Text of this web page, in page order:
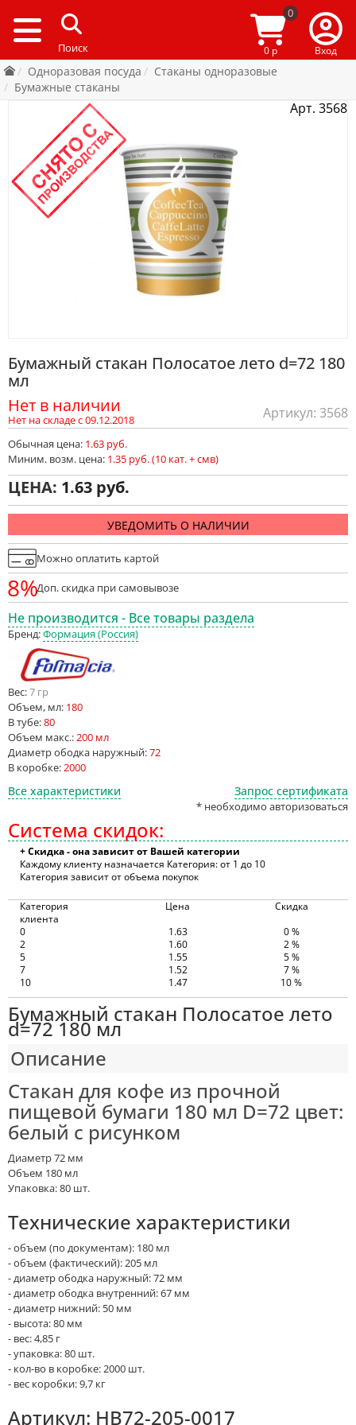
0
0 р Вход
Одноразовая посуда
Стаканы одноразовые
Бумажные стаканы
Арт. 3568
Бумажный стакан Полосатое лето d=72 180
мл
Нет в наличии
Нет на складе с 09.12.2018 Артикул: 3568
Обычная цена: 1.63 руб.
Миним. возм. цена: 1.35 руб. (10 кат. + смв)
ЦЕНА: 1.63
УВЕДОМИТЬ О НАЛИЧИИ
Можно оплатить картой
8%Доп. скидка при самовывозе
Не производится - Все товары раздела
Бренд:Формация (Россия)
Вес:7 гр
Объем, мл: 180
В тубе:80
Объем макс.:200 мл
Диаметр ободка наружный:72
В коробке:2000
Все характеристики Запрос сертификата
* необходимо авторизоваться
Система скидок:
+ Скидка - она зависит от Вашей категории
Каждому клиенту назначается Категория: от 1 до 10
Категория зависит от объема покупок
Категория
клиента
Цена
Скидка
0
1.63
0 %
2
1.60
2 %
5
1.55
5 %
7
1.52
7 %
10
1.47 10 %
Бумажный стакан Полосатое лето
d=72 180 мл
Описание
Стакан для кофе из прочной
пищевой бумаги 180 мл D=72 цвет:
белый с рисунком
Диаметр 72 мм
Объем 180 мл
Упаковка: 80 шт.
Технические характеристики
- объем (по документам): 180 мл
- объем (фактический): 205 мл
- диаметр ободка наружный: 72 мм
- диаметр ободка внутренний: 67 мм
- диаметр нижний: 50 мм
- высота: 80 мм
- вес: 4,85 г
- упаковка: 80 шт.
- кол-во в коробке: 2000 шт.
- вес коробки: 9,7 кг
Артикул: HB72-205-0017